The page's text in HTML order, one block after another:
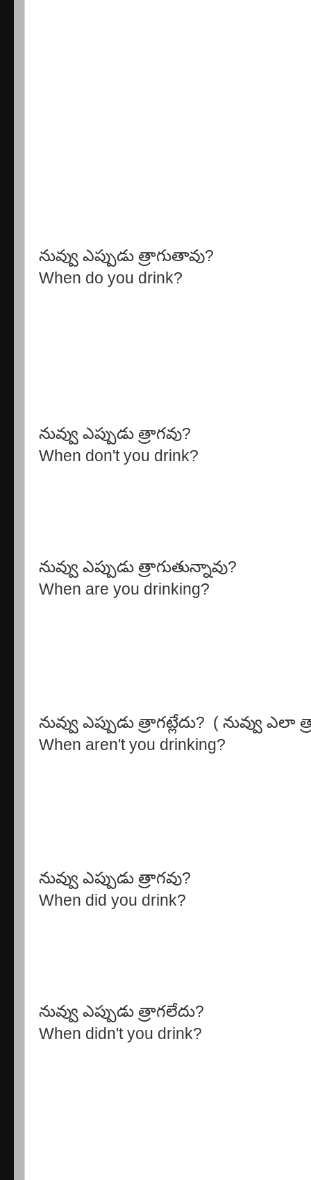
నువ్వు ఎప్పుడు త్రాగుతావు?
When do you drink?
నువ్వు ఎప్పుడు త్రాగవు?
When don't you drink?
నువ్వు ఎప్పుడు త్రాగుతున్నావు?
When are you drinking?
నువ్వు ఎప్పుడు త్రాగట్లేదు? ( నువ్వు ఎలా
When aren't you drinking?
నువ్వు ఎప్పుడు త్రాగవు?
When did you drink?
నువ్వు ఎప్పుడు త్రాగలేదు?
When didn't you drink?